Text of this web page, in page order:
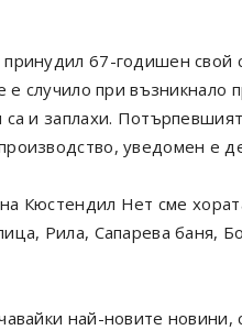
67-годишен свой
е случило при
и заплахи.
уведомен е
Кюстендил Нет сме
Рила, Сапарева баня,
най-новите